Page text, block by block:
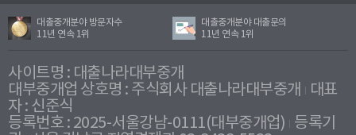
대출중개분야 방문자수
11년 연속 1위
대출중개분야 대출문의
11년 연속 1위
사이트명 : 대출나라대부중개
대부중개업 상호명 : 주식회사 대출나라대부중개
대표
자 : 신준식
등록번호 : 2025-서울강남-0111(대부중개업) 등록기